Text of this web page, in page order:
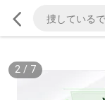
2/ 7